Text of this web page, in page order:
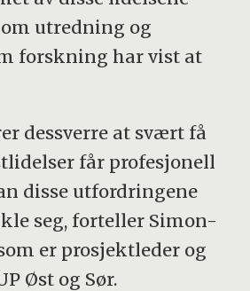
utredning og
forskning har vist at
dessverre at svært få
får profesjonell
disse utfordringene
seg, forteller Simon-
er prosjektleder og
Øst og Sør.